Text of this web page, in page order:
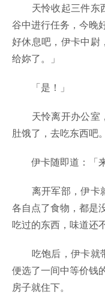
天怜收起三件东
谷中进行任务，今晚
好休息吧，伊卡中尉
给妳了。」
「是！」
天怜离开办公室
肚饿了，去吃东西吧
伊卡随即道：「来
离开军部，伊卡
各自点了食物，都是
吃过的东西，味道还
吃饱后，伊卡就
便选了一间中等价钱
房子就住下。